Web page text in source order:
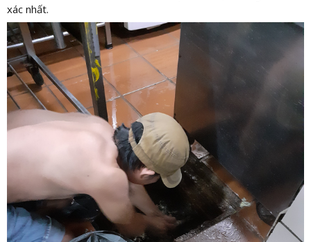
xác nhất.